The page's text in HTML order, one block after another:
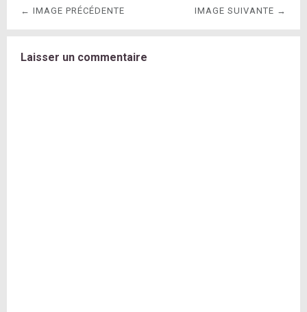
← IMAGE PRÉCÉDENTE IMAGE SUIVANTE →
Laisser un commentaire